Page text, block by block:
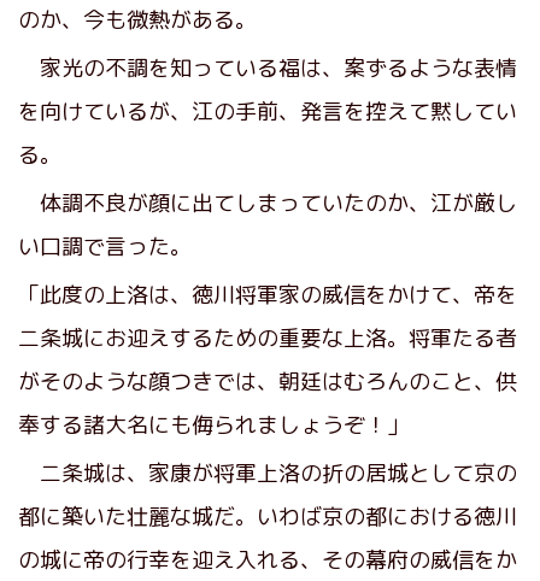
のか、今も微熱がある。
家光の不調を知っている福は、案ずるような表情
を向けているが、江の手前、発言を控えて黙してい
る。
体調不良が顔に出てしまっていたのか、江が厳し
い口調で言った。
「此度の上洛は、徳川将軍家の威信をかけて、帝を
二条城にお迎えするための重要な上洛。将軍たる者
がそのような顔つきでは、朝廷はむろんのこと、供
奉する諸大名にも侮られましょうぞ！」
二条城は、家康が将軍上洛の折の居城として京の
都に築いた壮麗な城だ。いわば京の都における徳川
の城に帝の行幸を迎え入れる、その幕府の威信をか